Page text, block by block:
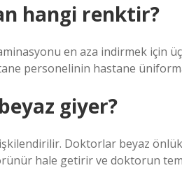
hangi renktir?
en aza indirmek için
personelinin hastane
giyer?
Doktorlar beyaz
hale getirir ve doktorun